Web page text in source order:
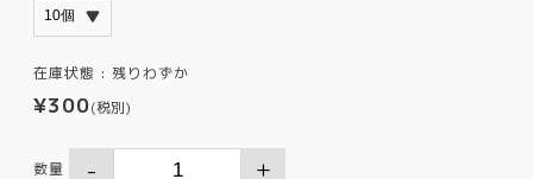
在庫状態 :残りわずか
¥300(税別)
数量